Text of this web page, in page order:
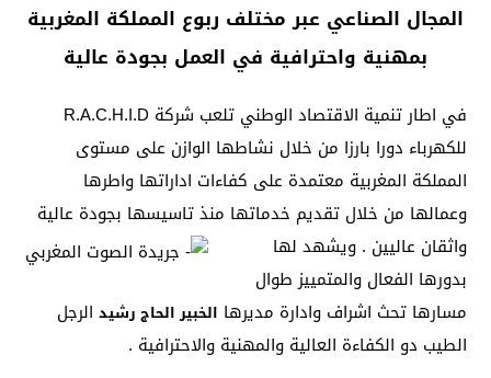
المجال الصناعي عبر مختلف ربوع المملكة المغربية
بمهنية واحترافية في العمل بجودة عالية
في اطار تنمية الاقتصاد الوطني تلعب شركة R.A.C.H.I.D
للكهرباء دورا بارزا من خلال نشاطها الوازن على مستوى
المملكة المغربية معتمدة على كفاءات اداراتها واطرها
وعمالها من خلال تقديم خدماتها منذتاسيسها بجودة عالية
واثقان عاليين . ويشهد لها
بدورها الفعال والمتمييز طوال
مسارها تحث اشراف وادارة مديرها الخبير الحاج رشيد الرجل
الطيب دو الكفاءة العالية والمهنية والاحترافية .